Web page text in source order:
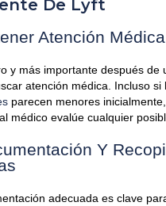
De Lyft
Atención Médica
y más importante después de
atención médica. Incluso si
parecen menores
médico evalúe cualquier
Y
adecuada es clave